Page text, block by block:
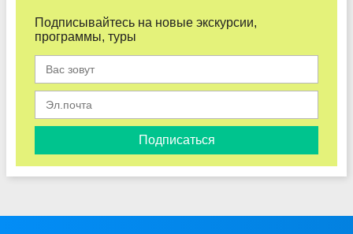
Подписывайтесь на новые экскурсии,
программы, туры
Подписаться